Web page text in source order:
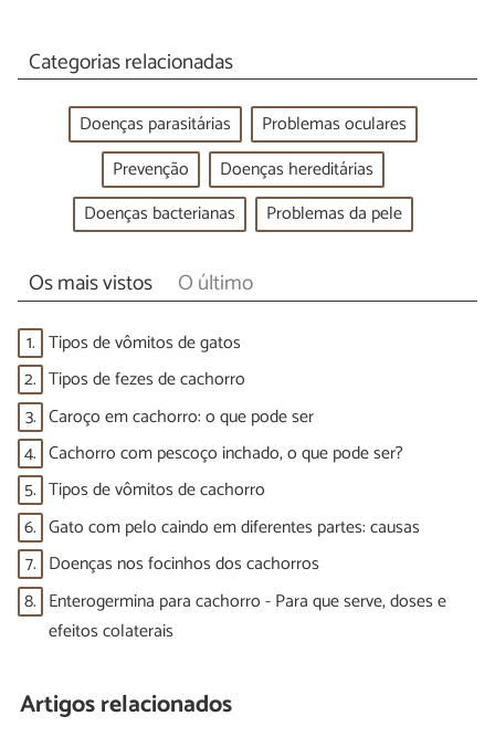
Categorias relacionadas
Doenças parasitárias
Problemas oculares
Prevenção
Doenças hereditárias
Doenças bacterianas
Problemas da pele
Os mais vistos O último
1. Tipos de vômitos de gatos
2. Tipos de fezes de cachorro
3. Caroço em cachorro: o que pode ser
4. Cachorro com pescoço inchado, o que pode ser?
5. Tipos de vômitos de cachorro
6. Gato com pelo caindo em diferentes partes: causas
7. Doenças nos focinhos dos cachorros
8. Enterogermina para cachorro - Para que serve, doses e
efeitos colaterais
Artigos relacionados